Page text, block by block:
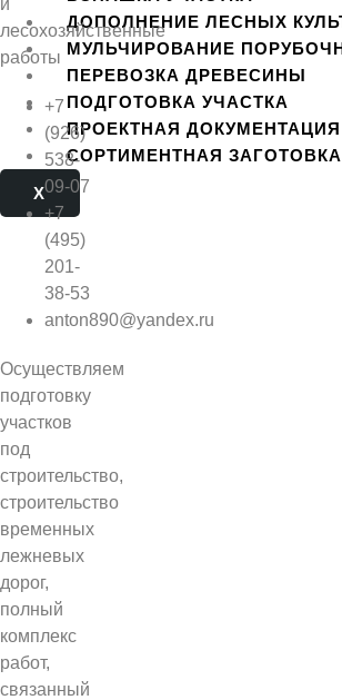
ДОПОЛНЕНИЕ ЛЕСНЫХ
МУЛЬЧИРОВАНИЕ
ПЕРЕВОЗКА ДРЕВЕСИНЫ
ПОДГОТОВКА УЧАСТКА
ПРОЕКТНАЯ
СОРТИМЕНТНАЯ
X
+7
(926)
538-
09-07
+7
(495)
201-
38-53
anton890@yandex.ru
Осуществляем
подготовку
участков
под
строительство,
строительство
временных
лежневых
дорог,
полный
комплекс
работ,
связанный